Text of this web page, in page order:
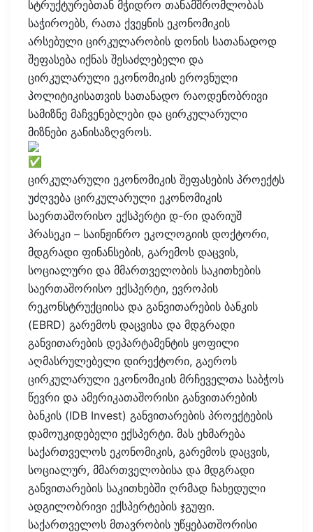
სტრუქტურებთან მჭიდრო თანამშრომლობას
საჭიროებს, რათა ქვეყნის ეკონომიკის
არსებული ცირკულარობის დონის სათანადოდ
შეფასება იქნას შესაძლებელი და
ცირკულარული ეკონომიკის ეროვნული
პოლიტიკისათვის სათანადო რაოდენობრივი
სამიზნე მაჩვენებლები და ცირკულარული
მიზნები განისაზღვროს.
ცირკულარული ეკონომიკის შეფასების პროექტს
უძღვება ცირკულარული ეკონომიკის
საერთაშორისო ექსპერტი დ-რი დარიუშ
პრასეკი – საინჟინრო ეკოლოგიის დოქტორი,
მდგრადი ფინანსების, გარემოს დაცვის,
სოციალური და მმართველობის საკითხების
საერთაშორისო ექსპერტი, ევროპის
რეკონსტრუქციისა და განვითარების ბანკის
(EBRD) გარემოს დაცვისა და მდგრადი
განვითარების დეპარტამენტის ყოფილი
აღმასრულებელი დირექტორი, გაეროს
ცირკულარული ეკონომიკის მრჩეველთა საბჭოს
წევრი და ამერიკათაშორისი განვითარების
ბანკის (IDB Invest) განვითარების პროექტების
დამოუკიდებელი ექსპერტი. მას ეხმარება
საქართველოს ეკონომიკის, გარემოს დაცვის,
სოციალურ, მმართველობისა და მდგრადი
განვითარების საკითხებში ღრმად ჩახედული
ადგილობრივი ექსპერტების ჯგუფი.
საქართველოს მთავრობის უწყებათშორისი